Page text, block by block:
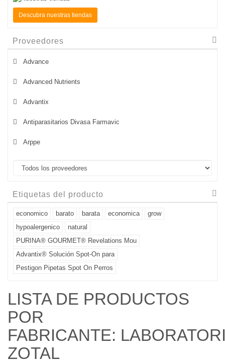
Descubra nuestras tiendas
Proveedores
Advance
Advanced Nutrients
Advantix
Antiparasitarios Divasa Farmavic
Arppe
Etiquetas del producto
economico barato barata economica
grow
hypoalergenico
natural
PURINA® GOURMET® Revelations Mou
Advantix® Solución Spot-On para
Pestigon Pipetas Spot On Perros
LISTA DE PRODUCTOS
POR
FABRICANTE:
ZOTAL